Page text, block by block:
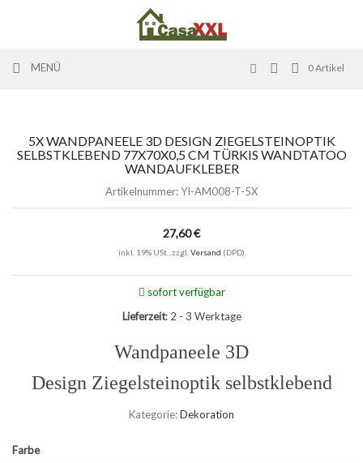
MENÜ 0Artikel
5X WANDPANEELE 3D DESIGN ZIEGELSTEINOPTIK
SELBSTKLEBEND 77X70X0,5 CM TÜRKIS WANDTATOO
WANDAUFKLEBER
Artikelnummer:YI-AM008-T-5X
27,60 €
inkl. 19% USt., zzgl. Versand (DPD)
sofort verfügbar
Lieferzeit: 2 - 3 Werktage
Wandpaneele 3D
Design Ziegelsteinoptik selbstklebend
Kategorie:Dekoration
Farbe